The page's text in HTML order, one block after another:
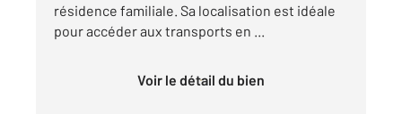
résidence familiale. Sa localisation est idéale
pour accéder aux transports en ...
Voir le détail du bien